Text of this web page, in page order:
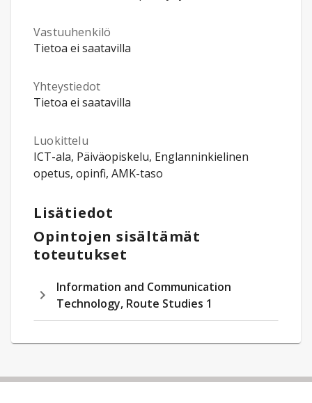
Vastuuhenkilö
Tietoa ei saatavilla
Yhteystiedot
Tietoa ei saatavilla
Luokittelu
ICT-ala, Päiväopiskelu, Englanninkielinen
opetus, opinfi, AMK-taso
Lisätiedot
Opintojen sisältämät
toteutukset
Information and Communication
Technology, Route Studies 1